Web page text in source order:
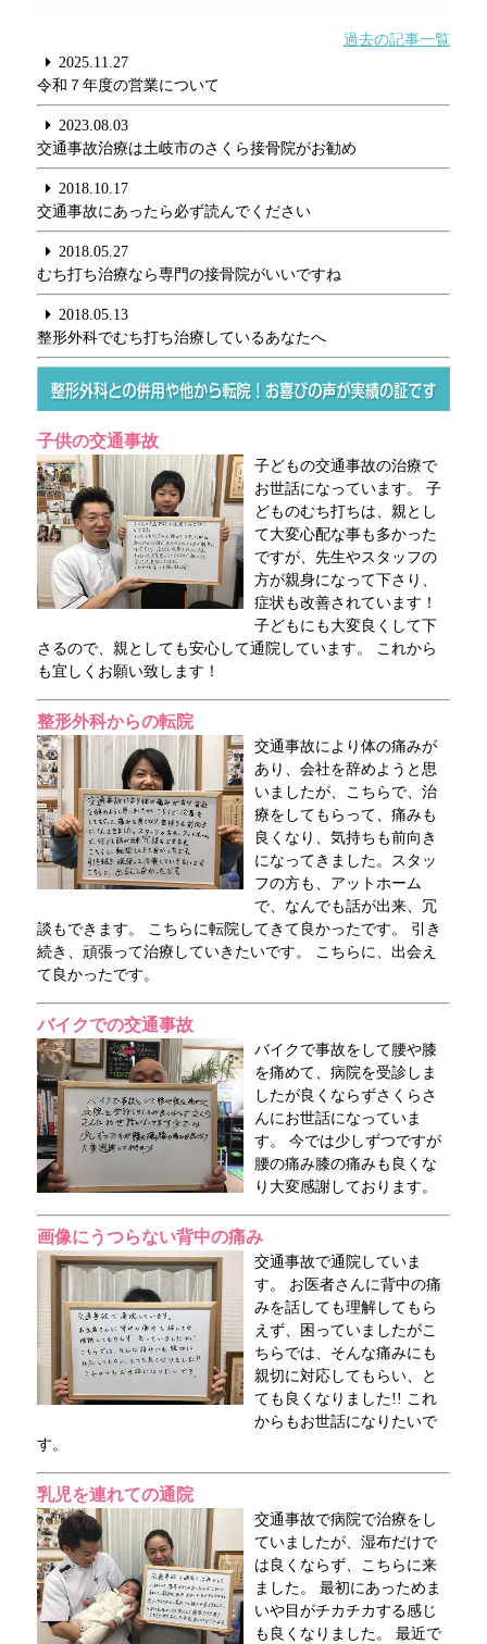
過去の記事一覧
2025.11.27
令和７年度の営業について
2023.08.03
交通事故治療は土岐市のさくら接骨院がお勧め
2018.10.17
交通事故にあったら必ず読んでください
2018.05.27
むち打ち治療なら専門の接骨院がいいですね
2018.05.13
整形外科でむち打ち治療しているあなたへ
子供の交通事故
子どもの交通事故の治療で
お世話になっています。 子
どものむち打ちは、親とし
て大変心配な事も多かった
ですが、先生やスタッフの
方が親身になって下さり、
症状も改善されています！
子どもにも大変良くして下
さるので、親としても安心して通院しています。 これから
も宜しくお願い致します！
整形外科からの転院
交通事故により体の痛みが
あり、会社を辞めようと思
いましたが、こちらで、治
療をしてもらって、痛みも
良くなり、気持ちも前向き
になってきました。スタッ
フの方も、アットホーム
で、なんでも話が出来、冗
談もできます。 こちらに転院してきて良かったです。 引き
続き、頑張って治療していきたいです。 こちらに、出会え
て良かったです。
バイクでの交通事故
バイクで事故をして腰や膝
を痛めて、病院を受診しま
したが良くならずさくらさ
んにお世話になっていま
す。 今では少しずつですが
腰の痛み膝の痛みも良くな
り大変感謝しております。
画像にうつらない背中の痛み
交通事故で通院していま
す。 お医者さんに背中の痛
みを話しても理解してもら
えず、困っていましたがこ
ちらでは、そんな痛みにも
親切に対応してもらい、と
ても良くなりました!! これ
からもお世話になりたいで
す。
乳児を連れての通院
交通事故で病院で治療をし
ていましたが、湿布だけで
は良くならず、こちらに来
ました。 最初にあっためま
いや目がチカチカする感じ
も良くなりました。 最近で